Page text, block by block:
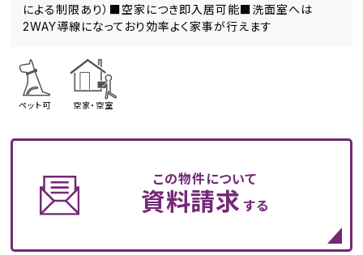
による制限あり）■空家につき即入居可能■洗面室へは
2WAY導線になっており効率よく家事が行えます
ペット可 空家・空室
この物件について
資料請求 する